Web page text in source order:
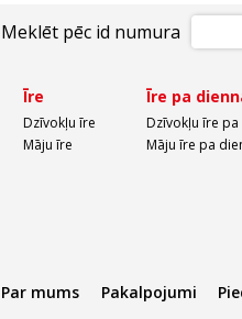
Meklēt pēc id numura
Īre
Dzīvokļu īre
Māju īre
Īre pa
Dzīvokļu īre
Māju īre pa
Par mums Pakalpojumi